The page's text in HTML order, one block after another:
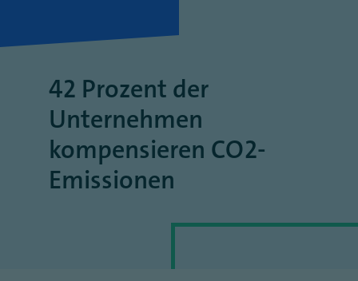
42 Prozent der
Unternehmen
kompensieren CO2-
Emissionen